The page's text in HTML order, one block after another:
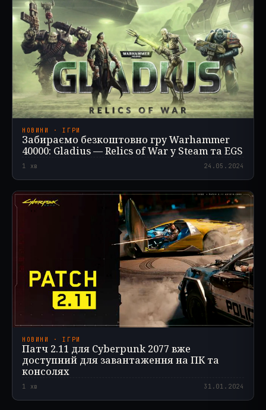
НОВИНИ · ІГРИ
Забираємо безкоштовно гру Warhammer
40000: Gladius — Relics of War у Steam та EGS
1 хв 24.05.2024
НОВИНИ · ІГРИ
Патч 2.11 для Cyberpunk 2077 вже
доступний для завантаження на ПК та
консолях
1 хв 31.01.2024